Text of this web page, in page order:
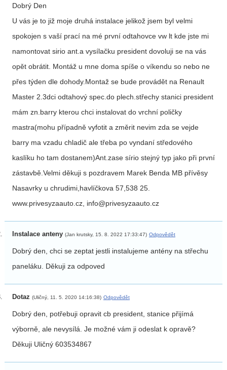
Dobrý Den
U vás je to již moje druhá instalace jelikož jsem byl velmi
spokojen s vaší prací na mé první odtahovce vw lt kde jste mi
namontovat sirio ant.a vysílačku president dovoluji se na vás
opět obrátit. Montáž u mne doma spíše o víkendu so nebo ne
přes týden dle dohody.Montaž se bude provádět na Renault
Master 2.3dci odtahový spec.do plech.střechy stanici president
mám zn.barry kterou chci instalovat do vrchní poličky
mastra(mohu případně vyfotit a změrit nevim zda se vejde
barry ma vzadu chladič ale třeba po vyndaní středového
kaslíku ho tam dostanem)Ant.zase sírio stejný typ jako při první
zástavbě.Velmi děkuji s pozdravem Marek Benda MB přívěsy
Nasavrky u chrudimi,havlíčkova 57,538 25.
www.privesyzaauto.cz, info@privesyzaauto.cz
Instalace anteny (Jan krutsky, 15. 8. 2022 17:33:47) Odpovědět
Dobrý den, chci se zeptat jestli instalujeme antény na střechu
paneláku. Děkuji za odpoved
Dotaz (Uličný, 11. 5. 2020 14:16:38) Odpovědět
Dobrý den, potřebuji opravit cb president, stanice přijímá
výborně, ale nevysílá. Je možné vám ji odeslat k opravě?
Děkuji Uličný 603534867